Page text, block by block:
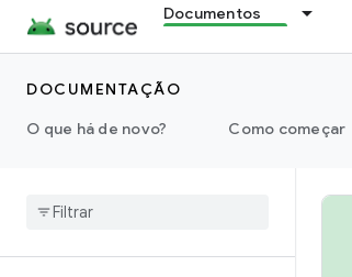
Documentos
DOCUMENTAÇÃO
O que há de novo?
Como começar